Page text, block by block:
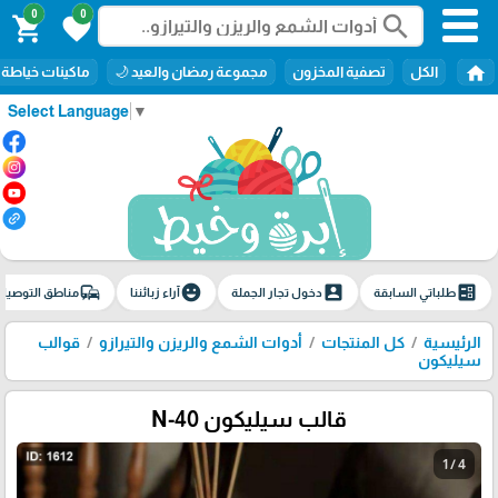
Select Language ▼
search
0
favorite
0
shopping_cart
home الكل تصفية المخزون مجموعة رمضان والعيد 🌙 ماكينات خياطة
ballotطلباتي السابقة account_boxدخول تجار الجملة emoji_emotionsآراء زبائننا commuteمناطق
الرئيسية كل المنتجات أدوات الشمع والريزن والتيرازو
قوالب
سيليكون
قالب سيليكون N-40
1 / 4